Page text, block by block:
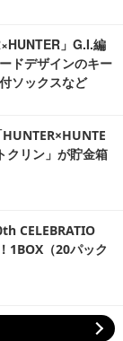
」G.I.編
ドデザインのキー
ソックスなど
クリン」が貯金箱
CELEBRATIO
1BOX（20パック